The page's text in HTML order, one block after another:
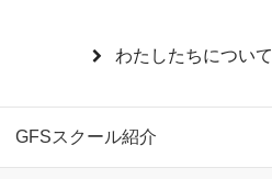
わたしたちについて
GFSスクール紹介